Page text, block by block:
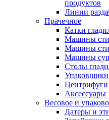
продуктов
Линии
Прачечное
Катки
Машины
Машины
Машины
Столы
Центрифуги
Аксессуары
Весовое и
Датеры и